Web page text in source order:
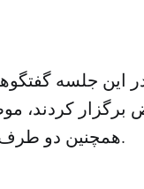
این جلسه
برگزار کردند،
همچنین دو طرف درباره حوادث منطقه ای و بین المللی، با یکدیگر رایزنی کردند.